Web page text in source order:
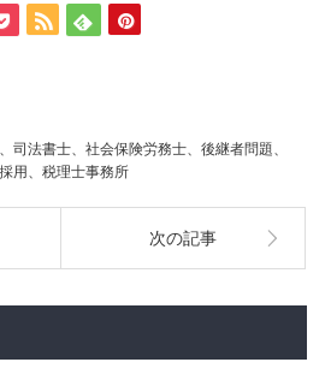
司法書士、社会保険労務士、後継者問題、
用、税理士事務所
次の記事